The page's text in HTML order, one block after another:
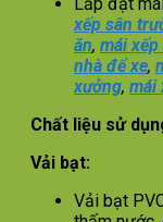
xếp sân
ăn, mái
nhà để xe,
xưởng, mái
Chất liệu sử
Vải bạt:
Vải bạt